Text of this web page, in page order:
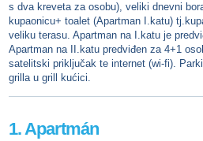
s dva kreveta za osobu), veliki dnevni
kupaonicu+ toalet (Apartman I.katu)
veliku terasu. Apartman na I.katu je
Apartman na II.katu predviđen za 4+1
satelitski priključak te internet (wi-fi).
grilla u grill kućici.
1. Apartmán